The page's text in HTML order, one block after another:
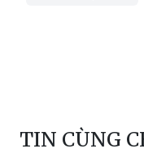
TIN CÙNG